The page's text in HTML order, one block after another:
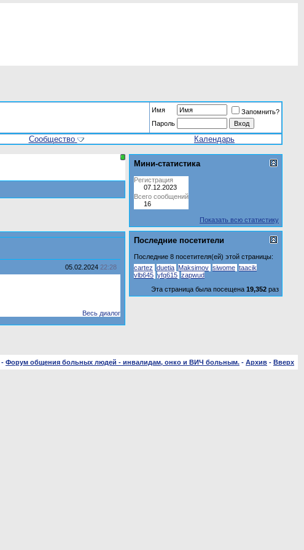
Имя
Запомнить?
Пароль
Сообщество Календарь
05.02.2024 22:28
Весь диалог
Мини-статистика
Регистрация
07.12.2023
Всего сообщений
16
Показать всю статистику
Последние посетители
Последние 8 посетителя(ей) этой страницы:
cartez duetia Maksimov siwome taacik
vlb645 yfq615 zapwud
Эта страница была посещена 19,352 раз
- Форум общения больных людей - инвалидам, онко и ВИЧ больным. - Архив - Вверх